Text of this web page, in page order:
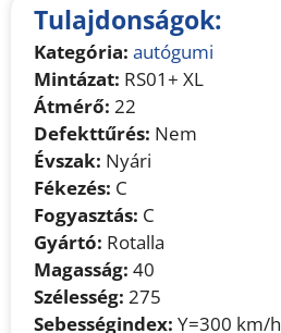
Tulajdonságok:
Kategória: autógumi
Mintázat: RS01+ XL
Átmérő: 22
Defekttűrés: Nem
Évszak: Nyári
Fékezés: C
Fogyasztás: C
Gyártó: Rotalla
Magasság: 40
Szélesség: 275
Sebességindex: Y=300 km/h